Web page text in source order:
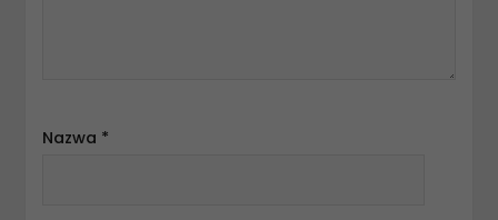
Nazwa *